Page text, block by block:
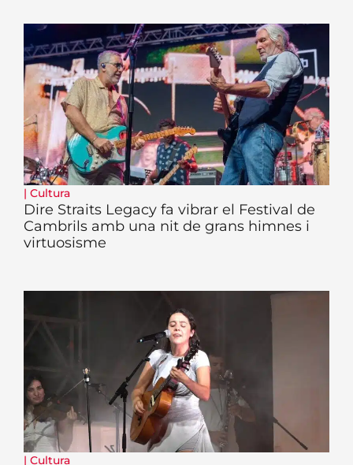
| Cultura
Dire Straits Legacy fa vibrar el Festival de
Cambrils amb una nit de grans himnes i
virtuosisme
| Cultura